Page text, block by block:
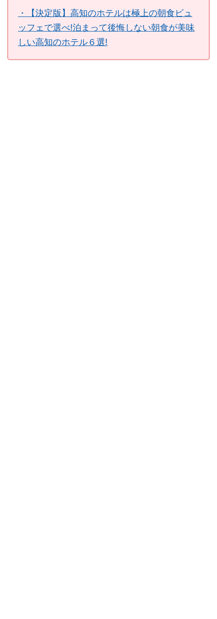
・【決定版】高知のホテルは極上の朝食ビュ
ッフェで選べ!泊まって後悔しない朝食が美味
しい高知のホテル６選!